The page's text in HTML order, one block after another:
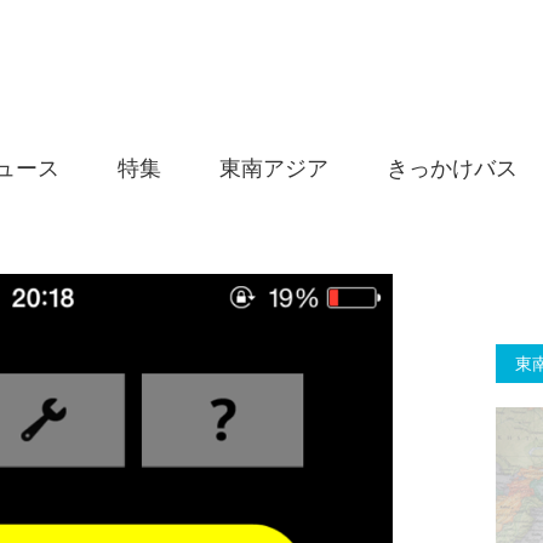
ース 特集 東南アジア きっかけバス
東